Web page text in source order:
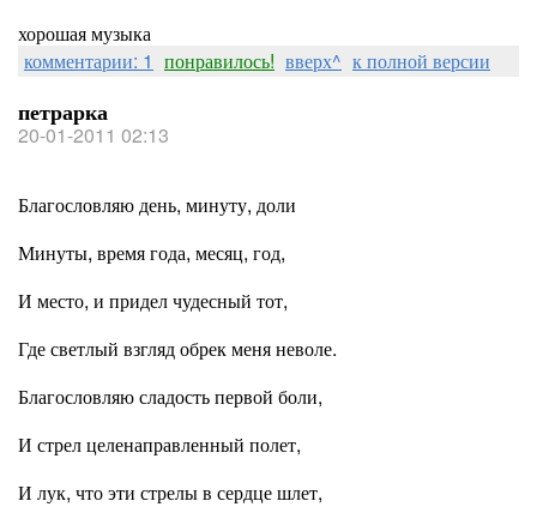
хорошая музыка
комментарии: 1 понравилось! вверх^ к полной версии
петрарка
20-01-2011 02:13
Благословляю день, минуту, доли
Минуты, время года, месяц, год,
И место, и придел чудесный тот,
Где светлый взгляд обрек меня неволе.
Благословляю сладость первой боли,
И стрел целенаправленный полет,
И лук, что эти стрелы в сердце шлет,